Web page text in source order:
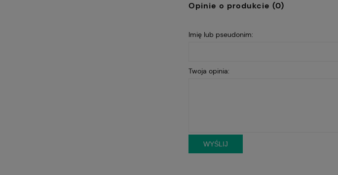
Opinie o produkcie (0)
Imię lub pseudonim:
Twoja opinia:
WYŚLIJ